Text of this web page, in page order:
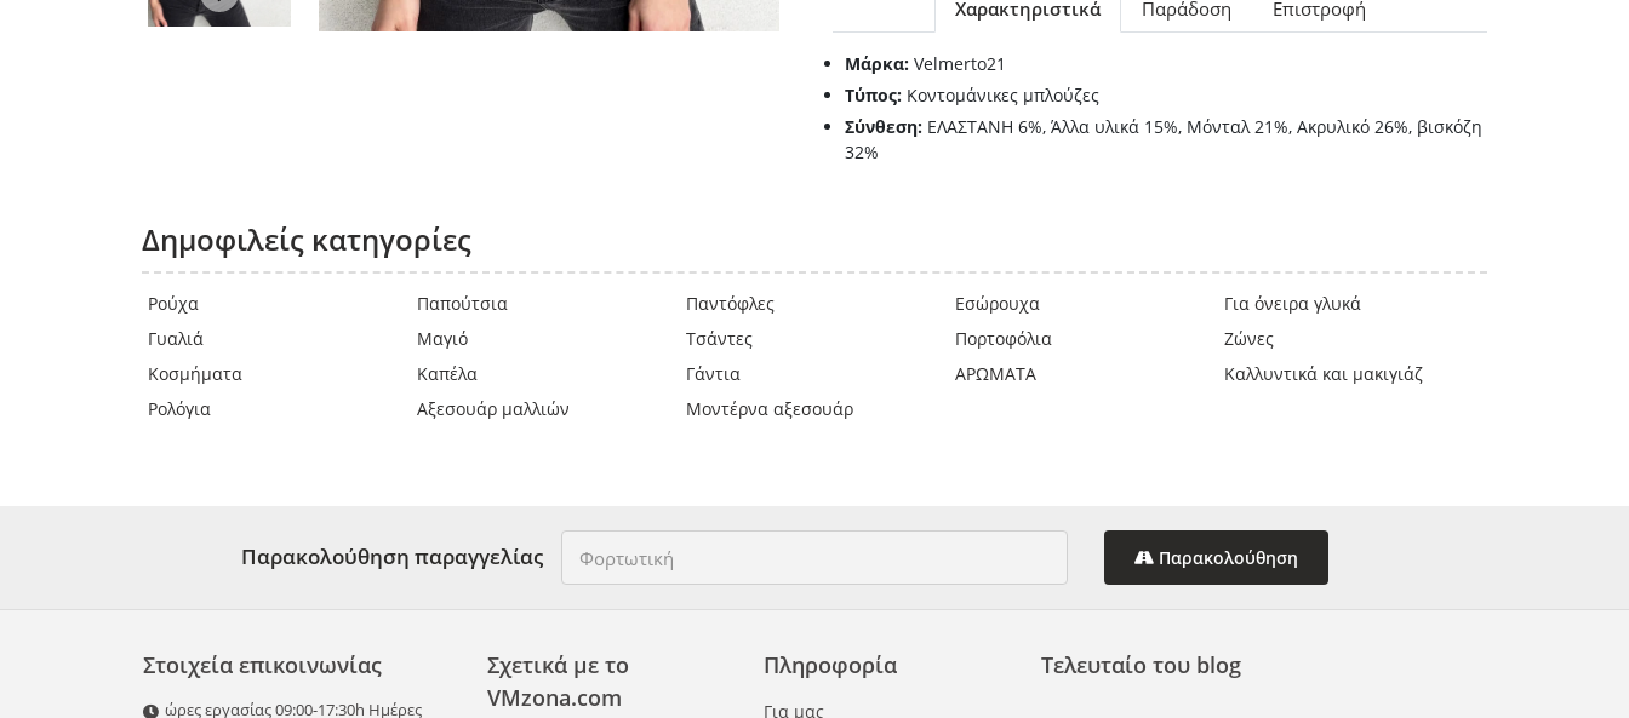
Χαρακτηριστικά Παράδοση Επιστροφή
Μάρκα: Velmerto21
Τύπος: Κοντομάνικες μπλούζες
Σύνθεση: ΕΛΑΣΤΑΝΗ 6%, Άλλα υλικά 15%, Μόνταλ 21%, Ακρυλικό 26%, βισκόζη
32%
Δημοφιλείς κατηγορίες
Ρούχα Παπούτσια Παντόφλες Εσώρουχα
Για όνειρα γλυκά
Γυαλιά
Μαγιό Τσάντες Πορτοφόλια
Ζώνες
Κοσμήματα
Καπέλα Γάντια ΑΡΩΜΑΤΑ
Καλλυντικά και μακιγιάζ
Ρολόγια
Αξεσουάρ μαλλιών Μοντέρνα αξεσουάρ
Παρακολούθηση παραγγελίας Παρακολούθηση
Στοιχεία επικοινωνίας
ώρες εργασίας 09:00-17:30h Ημέρες
Πληροφορία
Για μας
Σχετικά με το
VMzona.com
Τελευταίο του blog